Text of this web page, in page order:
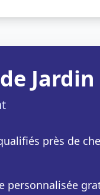
Jardin
près de
personnalisée